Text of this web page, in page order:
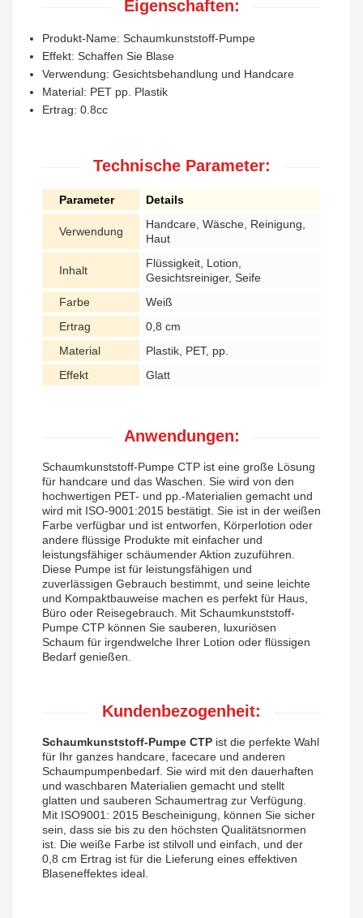
Eigenschaften:
Produkt-Name: Schaumkunststoff-Pumpe
Effekt: Schaffen Sie Blase
Verwendung: Gesichtsbehandlung und Handcare
Material: PET pp. Plastik
Ertrag: 0.8cc
Technische Parameter:
Parameter Details
Verwendung
Handcare, Wäsche, Reinigung,
Haut
Inhalt
Flüssigkeit, Lotion,
Gesichtsreiniger, Seife
Farbe
Weiß
Ertrag
0,8 cm
Material
Plastik, PET, pp.
Effekt
Glatt
Anwendungen:
Schaumkunststoff-Pumpe CTP ist eine große Lösung
für handcare und das Waschen. Sie wird von den
hochwertigen PET- und pp.-Materialien gemacht und
wird mit ISO-9001:2015 bestätigt. Sie ist in der weißen
Farbe verfügbar und ist entworfen, Körperlotion oder
andere flüssige Produkte mit einfacher und
leistungsfähiger schäumender Aktion zuzuführen.
Diese Pumpe ist für leistungsfähigen und
zuverlässigen Gebrauch bestimmt, und seine leichte
und Kompaktbauweise machen es perfekt für Haus,
Büro oder Reisegebrauch. Mit Schaumkunststoff-
Pumpe CTP können Sie sauberen, luxuriösen
Schaum für irgendwelche Ihrer Lotion oder flüssigen
Bedarf genießen.
Kundenbezogenheit:
Schaumkunststoff-Pumpe CTP ist die perfekte Wahl
für Ihr ganzes handcare, facecare und anderen
Schaumpumpenbedarf. Sie wird mit den dauerhaften
und waschbaren Materialien gemacht und stellt
glatten und sauberen Schaumertrag zur Verfügung.
Mit ISO9001: 2015 Bescheinigung, können Sie sicher
sein, dass sie bis zu den höchsten Qualitätsnormen
ist. Die weiße Farbe ist stilvoll und einfach, und der
0,8 cm Ertrag ist für die Lieferung eines effektiven
Blaseneffektes ideal.